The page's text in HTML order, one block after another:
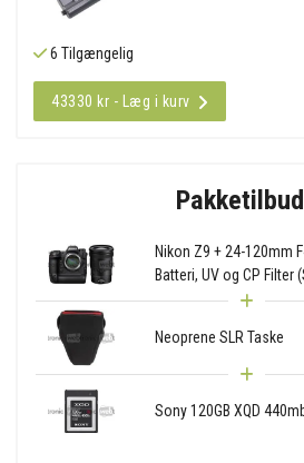
6 Tilgængelig
43330 kr - Læg i kurv
Nikon Z9 + 24-120mm
Batteri, UV og CP Filter
Neoprene SLR Taske
Sony 120GB XQD